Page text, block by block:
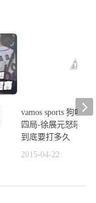
vamos sports 狗吠火
四局-徐展元怒吼中
到底要打多久
2015-04-22